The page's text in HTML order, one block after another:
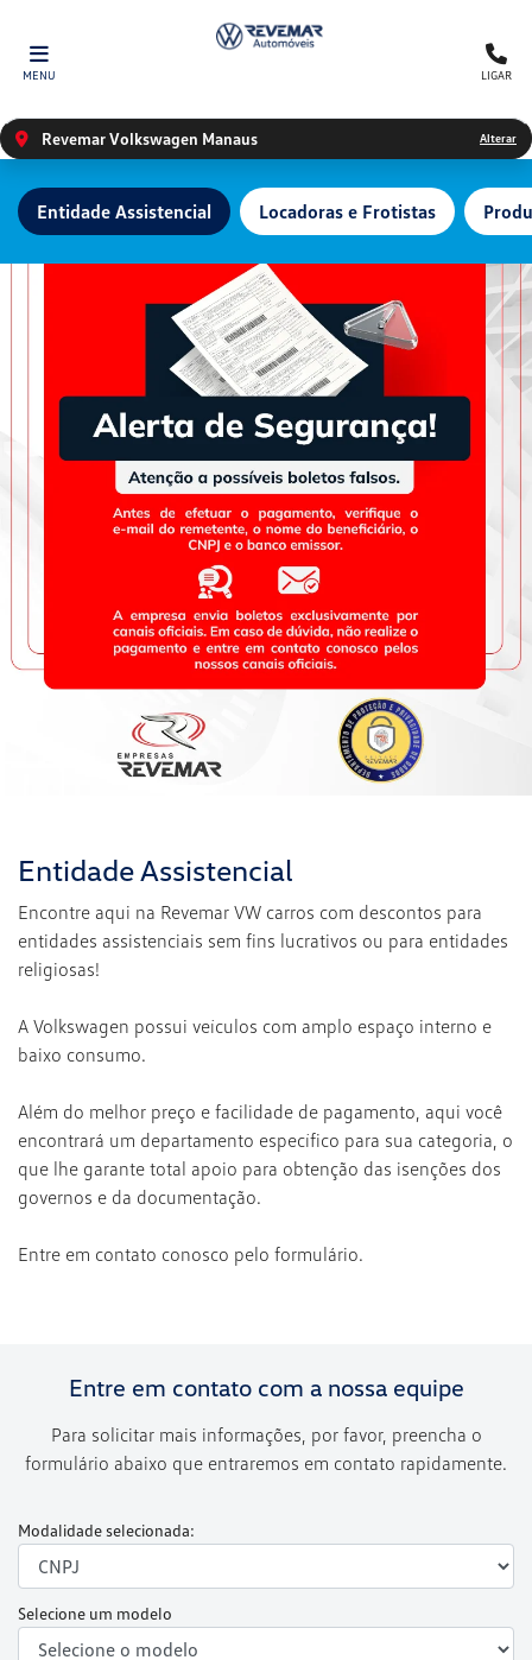
MENU LIGAR
Revemar Volkswagen Manaus Alterar
Locadoras e Frotistas
Entidade Assistencial
Entidade Assistencial
Encontre aqui na Revemar VW carros com descontos para
entidades assistenciais sem fins lucrativos ou para entidades
religiosas!
A Volkswagen possui veículos com amplo espaço interno e
baixo consumo.
Além do melhor preço e facilidade de pagamento, aqui você
encontrará um departamento específico para sua categoria, o
que lhe garante total apoio para obtenção das isenções dos
governos e da documentação.
Entre em contato conosco pelo formulário.
Entre em contato com a nossa equipe
Para solicitar mais informações, por favor, preencha o
formulário abaixo que entraremos em contato rapidamente.
Modalidade selecionada:
Selecione um modelo